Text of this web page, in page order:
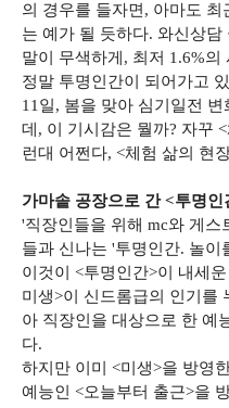
의 경우를 들자면, 아마도 최
는 예가 될 듯하다. 와신상
말이 무색하게, 최저 1.6%의
정말 투명인간이 되어가고
11일, 봄을 맞아 심기일전
데, 이 기시감은 뭘까? 자꾸
런대 어쩐다, <체험 삶의 현
가마솥 공장으로 간 <투명인
'직장인들을 위해 mc와 게스
들과 신나는 '투명인간. 놀이
이것이 <투명인간>이 내세
미생>이 신드롬급의 인기를
아 직장인을 대상으로 한 예
다.
하지만 이미 <미생>을 방영
예능인 <오늘부터 출근>을